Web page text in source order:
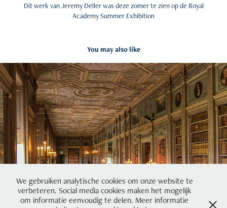
Dit werk van Jeremy Deller was deze zomer te zien op de Royal
Academy Summer Exhibition
You may also like
Syon House
2018
We gebruiken analytische cookies om onze website te
verbeteren. Social media cookies maken het mogelijk
om informatie eenvoudig te delen. Meer informatie